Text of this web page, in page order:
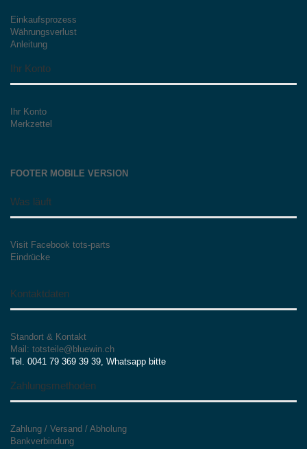
Einkaufsprozess
Währungsverlust
Anleitung
Ihr Konto
Ihr Konto
Merkzettel
FOOTER MOBILE VERSION
Was läuft
Visit Facebook tots-parts
Eindrücke
Kontaktdaten
Standort & Kontakt
Mail: totsteile@bluewin.ch
Tel. 0041 79 369 39 39, Whatsapp bitte
Zahlungsmethoden
Zahlung / Versand / Abholung
Bankverbindung